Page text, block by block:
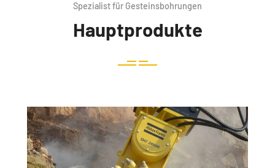
Spezialist für Gesteinsbohrungen
Hauptprodukte